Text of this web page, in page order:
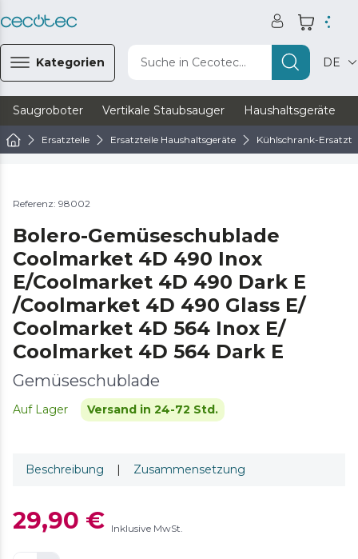
Kategorien Suche in Cecotec... DE
Saugroboter Vertikale Staubsauger Haushaltsgeräte
Ersatzteile Ersatzteile Haushaltsgeräte Kühlschrank-
Referenz: 98002
Bolero-Gemüseschublade
Coolmarket 4D 490 Inox
E/Coolmarket 4D 490 Dark E
/Coolmarket 4D 490 Glass E/
Coolmarket 4D 564 Inox E/
Coolmarket 4D 564 Dark E
Gemüseschublade
Auf Lager Versand in 24-72 Std.
Beschreibung | Zusammensetzung
29,90 € Inklusive MwSt.